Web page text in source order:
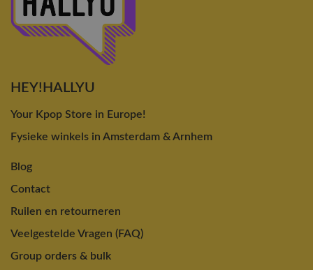
HEY!HALLYU
Your Kpop Store in Europe!
Fysieke winkels in Amsterdam & Arnhem
Blog
Contact
Ruilen en retourneren
Veelgestelde Vragen (FAQ)
Group orders & bulk